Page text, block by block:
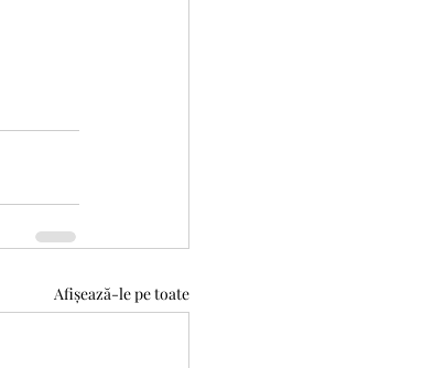
Afișează-le pe toate